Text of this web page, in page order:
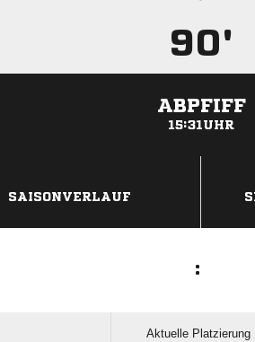
90'
ABPFIFF
15:31UHR
SAISONVERLAUF
:
Aktuelle Platzierung